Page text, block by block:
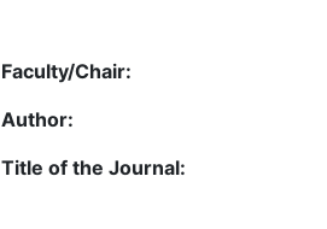
Faculty/Chair:
Author:
Title of the Journal: